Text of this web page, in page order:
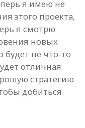
я имею не
этого проекта,
я смотрю
новых
будет не что-то
отличная
стратегию
добиться